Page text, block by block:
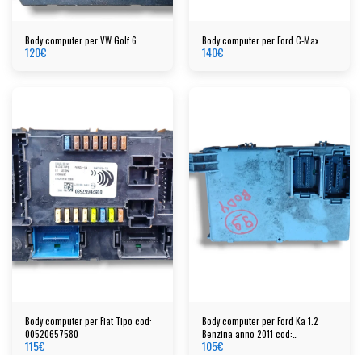
Body computer per VW Golf 6
120€
Body computer per Ford C-Max
140€
Body computer per Fiat Tipo cod:
00520657580
115€
Body computer per Ford Ka 1.2
Benzina anno 2011 cod:
00518762470
105€